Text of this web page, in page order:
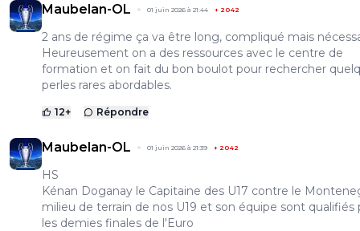
Maubelan-OL 01 juin 2026 à 21:44 + 2042
2 ans de régime ça va être long, compliqué mais
Heureusement on a des ressources avec le centre de
formation et on fait du bon boulot pour rechercher
perles rares abordables.
12+ Répondre
Maubelan-OL 01 juin 2026 à 21:39 + 2042
HS
Kénan Doganay le Capitaine des U17 contre le
milieu de terrain de nos U19 et son équipe sont qualifiés
les demies finales de l'Euro